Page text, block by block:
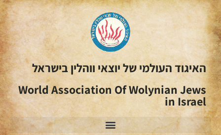
האיגוד העולמי של יוצאי ווהלין בישראל
World Association Of Wolynian Jews
in Israel